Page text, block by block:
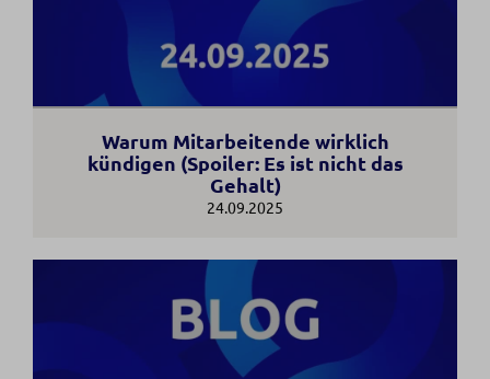
Warum Mitarbeitende wirklich
kündigen (Spoiler: Es ist nicht das
Gehalt)
24.09.2025